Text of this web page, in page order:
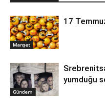
Manşet
17
Gündem
yumduğu